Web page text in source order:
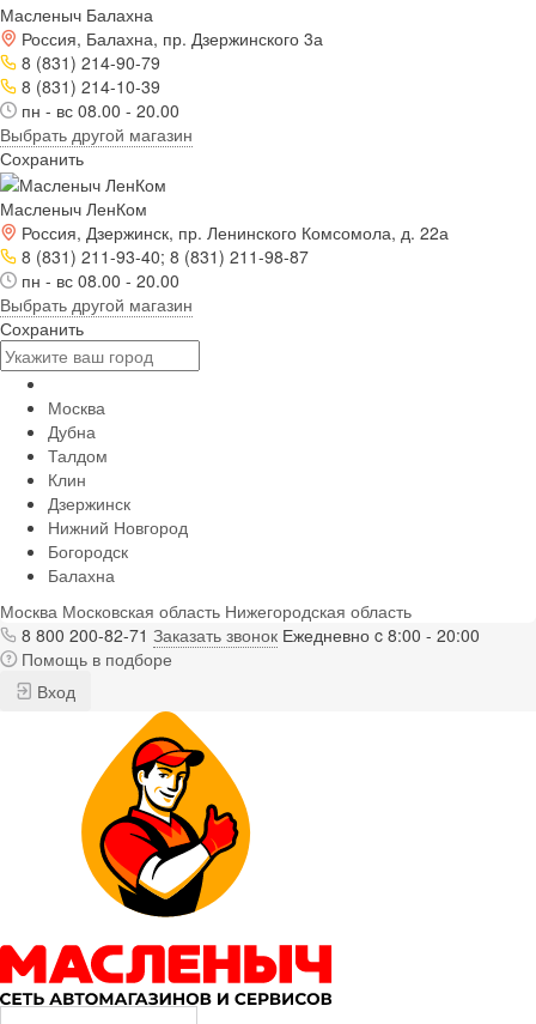
Масленыч Балахна
Россия, Балахна, пр. Дзержинского 3а
8 (831) 214-90-79
8 (831) 214-10-39
пн - вс 08.00 - 20.00
Выбрать другой магазин
Сохранить
Масленыч ЛенКом
Россия, Дзержинск, пр. Ленинского Комсомола, д. 22а
8 (831) 211-93-40; 8 (831) 211-98-87
пн - вс 08.00 - 20.00
Выбрать другой магазин
Сохранить
Москва
Дубна
Талдом
Клин
Дзержинск
Нижний Новгород
Богородск
Балахна
Москва Московская область Нижегородская область
8 800 200-82-71 Заказать звонок Ежедневно c 8:00 - 20:00
Помощь в подборе
Вход